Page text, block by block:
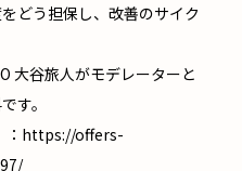
どう担保し、改善のサイク
大谷旅人がモデレーターと
す。
https://offers-